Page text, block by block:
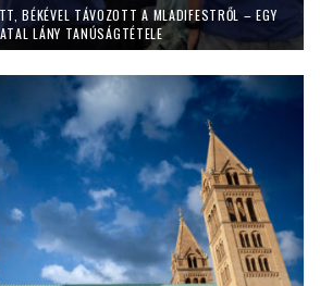
BÉKÉVEL TÁVOZOTT A MLADIFESTRŐL – EGY
LÁNY TANÚSÁGTÉTELE